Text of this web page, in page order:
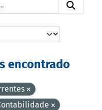
encontrado